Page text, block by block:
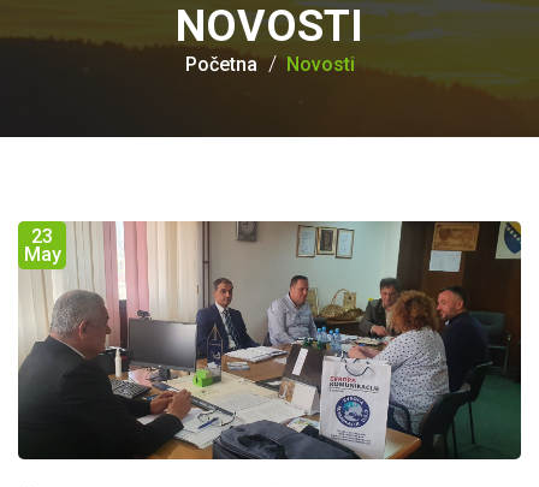
NOVOSTI
Početna Novosti
23
May